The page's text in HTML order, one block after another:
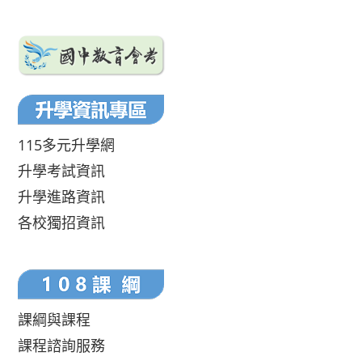
115多元升學網
升學考試資訊
升學進路資訊
各校獨招資訊
課綱與課程
課程諮詢服務